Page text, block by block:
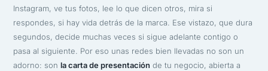
Instagram, ve tus fotos, lee lo que dicen otros, mira si
respondes, si hay vida detrás de la marca. Ese vistazo, que dura
segundos, decide muchas veces si sigue adelante contigo o
pasa al siguiente. Por eso unas redes bien llevadas no son un
adorno: sonla carta de presentación de tu negocio, abierta a